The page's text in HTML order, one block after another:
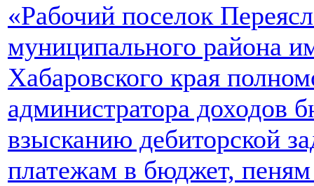
«Рабочий поселок
муниципального района
Хабаровского края
администратора доходов
взысканию дебиторской
платежам в бюджет,